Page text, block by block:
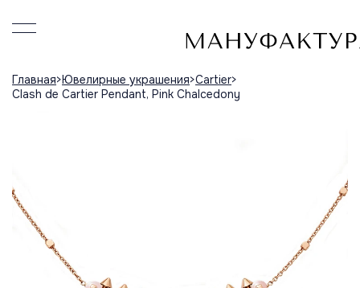
Главная Ювелирные украшения Cartier
Clash de Cartier Pendant, Pink Chalcedony